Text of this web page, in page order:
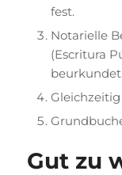
fest.
Notarielle
(Escritura
Gut zu